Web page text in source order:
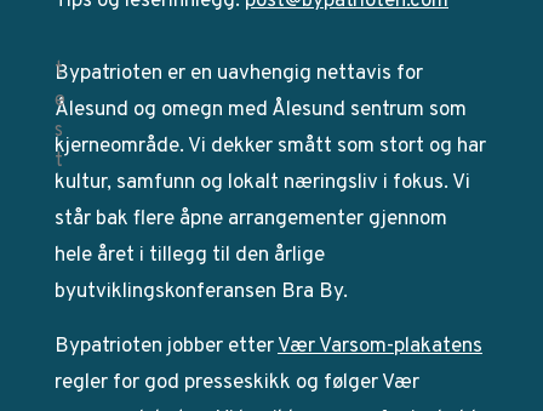
Bypatrioten er en uavhengig nettavis for
Ålesund og omegn med Ålesund sentrum som
kjerneområde. Vi dekker smått som stort og har
kultur, samfunn og lokalt næringsliv i fokus. Vi
står bak flere åpne arrangementer gjennom
hele året i tillegg til den årlige
byutviklingskonferansen Bra By.
Bypatrioten jobber etterVær Varsom-plakatens
regler for god presseskikk og følger Vær